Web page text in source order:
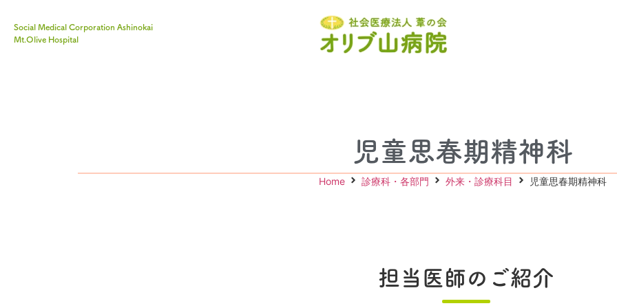
Social Medical Corporation Ashinokai
Mt.Olive Hospital
児童思春期精神科
Home 診療科・各部門 外来・診療科目 児童思春期精神科
担当医師のご紹介